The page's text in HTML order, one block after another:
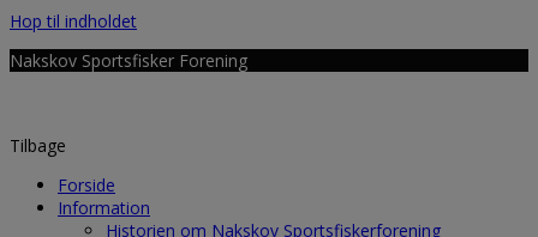
Hop til indholdet
Nakskov Sportsfisker Forening
Tilbage
Forside
Information
Historien om Nakskov Sportsfiskerforening